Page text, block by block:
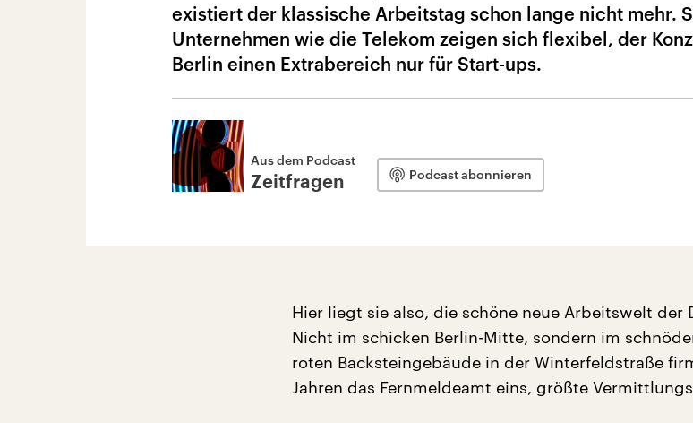
existiert der klassische Arbeitstag schon lange nicht mehr.
Unternehmen wie die Telekom zeigen sich flexibel, der
Berlin einen Extrabereich nur für Start-ups.
Aus dem Podcast
Zeitfragen Podcast abonnieren
Hier liegt sie also, die schöne neue Arbeitswelt der
Nicht im schicken Berlin-Mitte, sondern im
roten Backsteingebäude in der Winterfeldstraße
Jahren das Fernmeldeamt eins, größte